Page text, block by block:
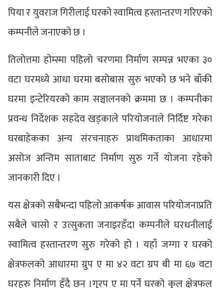
पिया र युवराज गिरीलाई घरको स्वामित्व हस्तान्तरण गरिएको
कम्पनीले जनाएको छ ।
तिलोत्तमा होम्स्मा पहिलो चरणमा निर्माण सम्पन्न भएका ३०
वटा घरमध्ये आधा घरमा बसोबास सुरु भएको छ भने बाँकी
घरमा इन्टेरियरको काम सञ्चालनको क्रममा छ । कम्पनीका
प्रवन्ध निर्देशक सहदेव खड्काले परियोजनाले निर्दिष्ट गरेका
घरबाहेकका अन्य संरचनाहरु प्राथमिकताका आधारमा
असोज अन्तिम साताबाट निर्माण सुरु गर्ने योजना रहेको
जानकारी दिए ।
यस क्षेत्रको सबैभन्दा पहिलो आकर्षक आवास परियोजनाप्रति
सबैले चासो र उत्सुकता जनाइरहँदा कम्पनीले घरधनीलाई
स्वामित्व हस्तान्तरण सुरु गरेको हो । यहाँ जग्गा र घरको
क्षेत्रफलको आधारमा ग्रुप ए मा ४२ वटा ग्रप बी मा ६७ वटा
घरहरु निर्माण हुँदै छन् ।गु्रप ए मा पर्ने घरको कुल क्षेत्रफल